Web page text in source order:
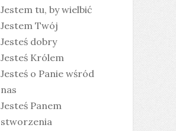
Jestem tu, by wielbić
Jestem Twój
Jesteś dobry
Jesteś Królem
Jesteś o Panie wśród
nas
Jesteś Panem
stworzenia